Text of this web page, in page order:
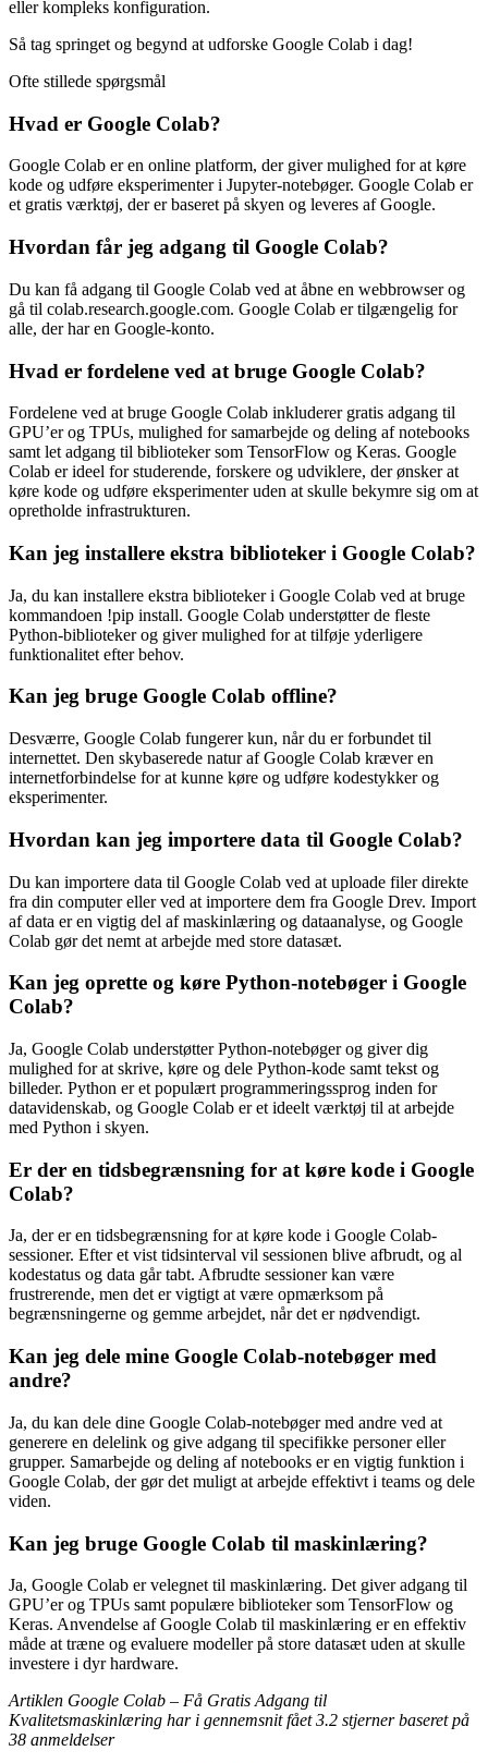
eller kompleks konfiguration.
Så tag springet og begynd at udforske Google Colab i dag!
Ofte stillede spørgsmål
Hvad er Google Colab?
Google Colab er en online platform, der giver mulighed for at køre
kode og udføre eksperimenter i Jupyter-notebøger. Google Colab er
et gratis værktøj, der er baseret på skyen og leveres af Google.
Hvordan får jeg adgang til Google Colab?
Du kan få adgang til Google Colab ved at åbne en webbrowser og
gå til colab.research.google.com. Google Colab er tilgængelig for
alle, der har en Google-konto.
Hvad er fordelene ved at bruge Google Colab?
Fordelene ved at bruge Google Colab inkluderer gratis adgang til
GPU’er og TPUs, mulighed for samarbejde og deling af notebooks
samt let adgang til biblioteker som TensorFlow og Keras. Google
Colab er ideel for studerende, forskere og udviklere, der ønsker at
køre kode og udføre eksperimenter uden at skulle bekymre sig om at
opretholde infrastrukturen.
Kan jeg installere ekstra biblioteker i Google Colab?
Ja, du kan installere ekstra biblioteker i Google Colab ved at bruge
kommandoen !pip install. Google Colab understøtter de fleste
Python-biblioteker og giver mulighed for at tilføje yderligere
funktionalitet efter behov.
Kan jeg bruge Google Colab offline?
Desværre, Google Colab fungerer kun, når du er forbundet til
internettet. Den skybaserede natur af Google Colab kræver en
internetforbindelse for at kunne køre og udføre kodestykker og
eksperimenter.
Hvordan kan jeg importere data til Google Colab?
Du kan importere data til Google Colab ved at uploade filer direkte
fra din computer eller ved at importere dem fra Google Drev. Import
af data er en vigtig del af maskinlæring og dataanalyse, og Google
Colab gør det nemt at arbejde med store datasæt.
Kan jeg oprette og køre Python-notebøger i Google
Colab?
Ja, Google Colab understøtter Python-notebøger og giver dig
mulighed for at skrive, køre og dele Python-kode samt tekst og
billeder. Python er et populært programmeringssprog inden for
datavidenskab, og Google Colab er et ideelt værktøj til at arbejde
med Python i skyen.
Er der en tidsbegrænsning for at køre kode i Google
Colab?
Ja, der er en tidsbegrænsning for at køre kode i Google Colab-
sessioner. Efter et vist tidsinterval vil sessionen blive afbrudt, og al
kodestatus og data går tabt. Afbrudte sessioner kan være
frustrerende, men det er vigtigt at være opmærksom på
begrænsningerne og gemme arbejdet, når det er nødvendigt.
Kan jeg dele mine Google Colab-notebøger med
andre?
Ja, du kan dele dine Google Colab-notebøger med andre ved at
generere en delelink og give adgang til specifikke personer eller
grupper. Samarbejde og deling af notebooks er en vigtig funktion i
Google Colab, der gør det muligt at arbejde effektivt i teams og dele
viden.
Kan jeg bruge Google Colab til maskinlæring?
Ja, Google Colab er velegnet til maskinlæring. Det giver adgang til
GPU’er og TPUs samt populære biblioteker som TensorFlow og
Keras. Anvendelse af Google Colab til maskinlæring er en effektiv
måde at træne og evaluere modeller på store datasæt uden at skulle
investere i dyr hardware.
Artiklen Google Colab – Få Gratis Adgang til
Kvalitetsmaskinlæring har i gennemsnit fået3.2 stjerner baseret på
38 anmeldelser